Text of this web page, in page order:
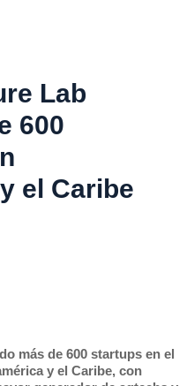
Lab
600
el Caribe
más de 600 startups en el
y el Caribe, con